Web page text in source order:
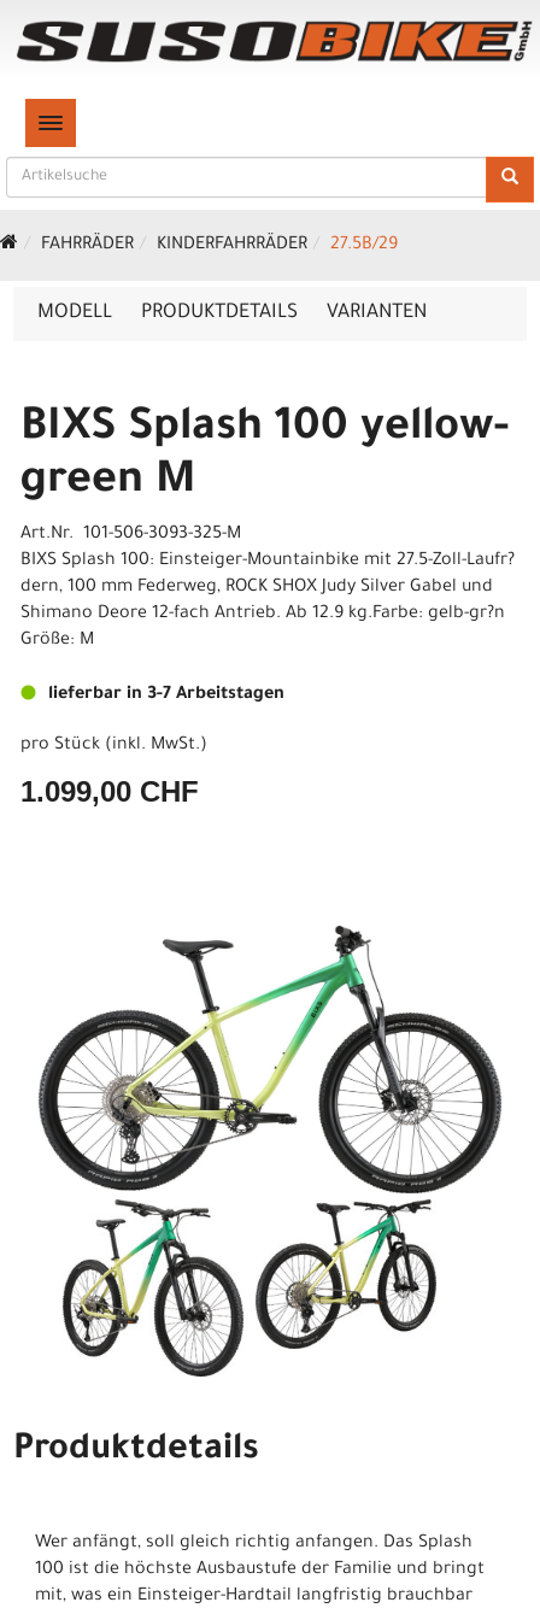
TOGGLE NAVIGATION
FAHRRÄDER KINDERFAHRRÄDER 27.5B/29
MODELL PRODUKTDETAILS VARIANTEN
BIXS Splash 100 yellow-
green M
Art.Nr. 101-506-3093-325-M
BIXS Splash 100: Einsteiger-Mountainbike mit 27.5-Zoll-Laufr?
dern, 100 mm Federweg, ROCK SHOX Judy Silver Gabel und
Shimano Deore 12-fach Antrieb. Ab 12.9 kg.Farbe: gelb-gr?n
Größe: M
lieferbar in 3-7 Arbeitstagen
pro Stück (inkl. MwSt.)
1.099,00 CHF
Produktdetails
Wer anfängt, soll gleich richtig anfangen. Das Splash
100 ist die höchste Ausbaustufe der Familie und bringt
mit, was ein Einsteiger-Hardtail langfristig brauchbar